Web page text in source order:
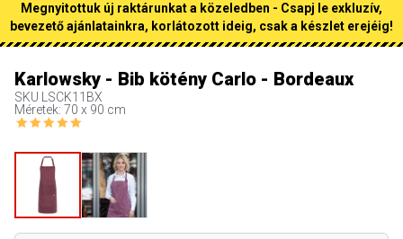
Megnyitottuk új raktárunkat a közeledben - Csapj le exkluzív,
bevezető ajánlatainkra, korlátozott ideig, csak a készlet erejéig!
Karlowsky - Bib kötény Carlo - Bordeaux
SKU
LSCK11BX
Méretek: 70 x 90 cm